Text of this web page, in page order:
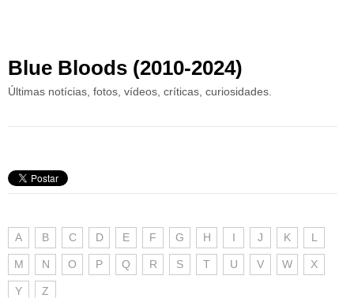
Blue Bloods (2010-2024)
Últimas notícias, fotos, vídeos, críticas, curiosidades.
A B C D E F G H I J K L
M N O P Q R S T U V W X
Y Z